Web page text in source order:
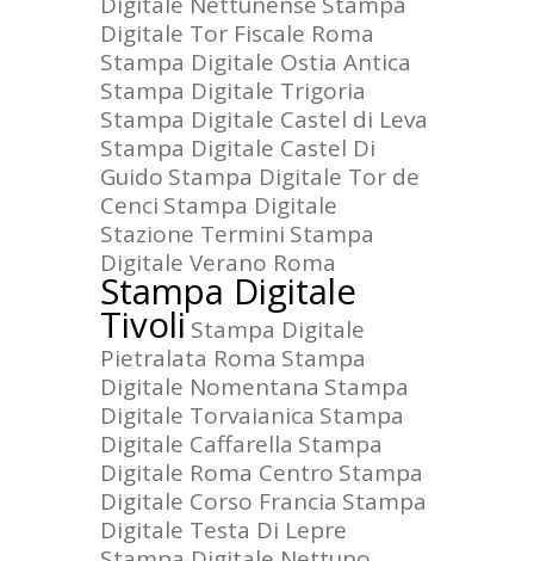
Digitale Tor Fiscale Roma
Stampa Digitale Ostia Antica
Stampa Digitale Trigoria
Stampa Digitale Castel di Leva
Stampa Digitale Castel Di
Guido Stampa Digitale Tor de
Cenci Stampa Digitale
Stazione Termini Stampa
Digitale Verano Roma
Stampa Digitale
Tivoli Stampa Digitale
Pietralata Roma Stampa
Digitale Nomentana Stampa
Digitale Torvaianica Stampa
Digitale Caffarella Stampa
Digitale Roma Centro Stampa
Digitale Corso Francia Stampa
Digitale Testa Di Lepre